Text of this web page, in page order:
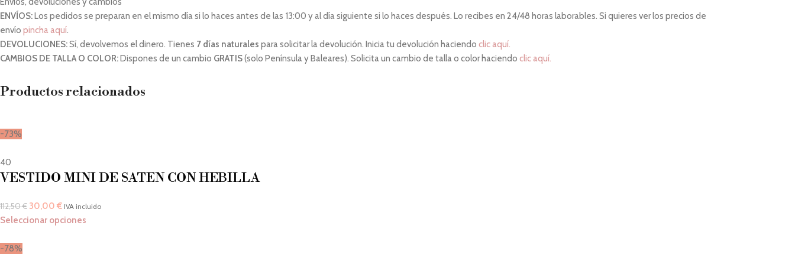
ENVÍOS:Los pedidos se preparan en el mismo día si lo haces antes de las 13:00 y al día siguiente si lo haces después. Lo recibes en 24/48 horas laborables. Si quieres ver los precios de
envío pincha aquí.
DEVOLUCIONES:Sí, devolvemos el dinero. Tienes 7 días naturales para solicitar la devolución. Inicia tu devolución haciendo clic aquí.
CAMBIOS DE TALLA O COLOR:Dispones de un cambio GRATIS(solo Península y Baleares). Solicita un cambio de talla o color haciendo clic aquí.
Productos relacionados
-73%
40
VESTIDO MINI DE SATEN CON HEBILLA
112,50€ 30,00 € IVA incluido
Seleccionar opciones
-78%